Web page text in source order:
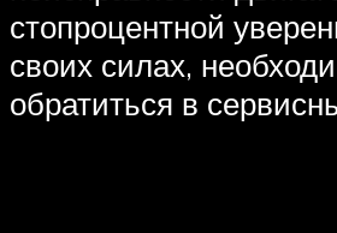
стопроцентной
своих силах,
обратиться в